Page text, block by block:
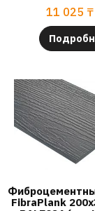
11 025 ₸
FibraPlank